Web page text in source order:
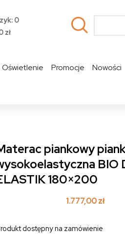
0
zł
Oświetlenie Promocje Nowości
piankowy
BIO
180×200
1.777,00zł
dostępny na zamówienie